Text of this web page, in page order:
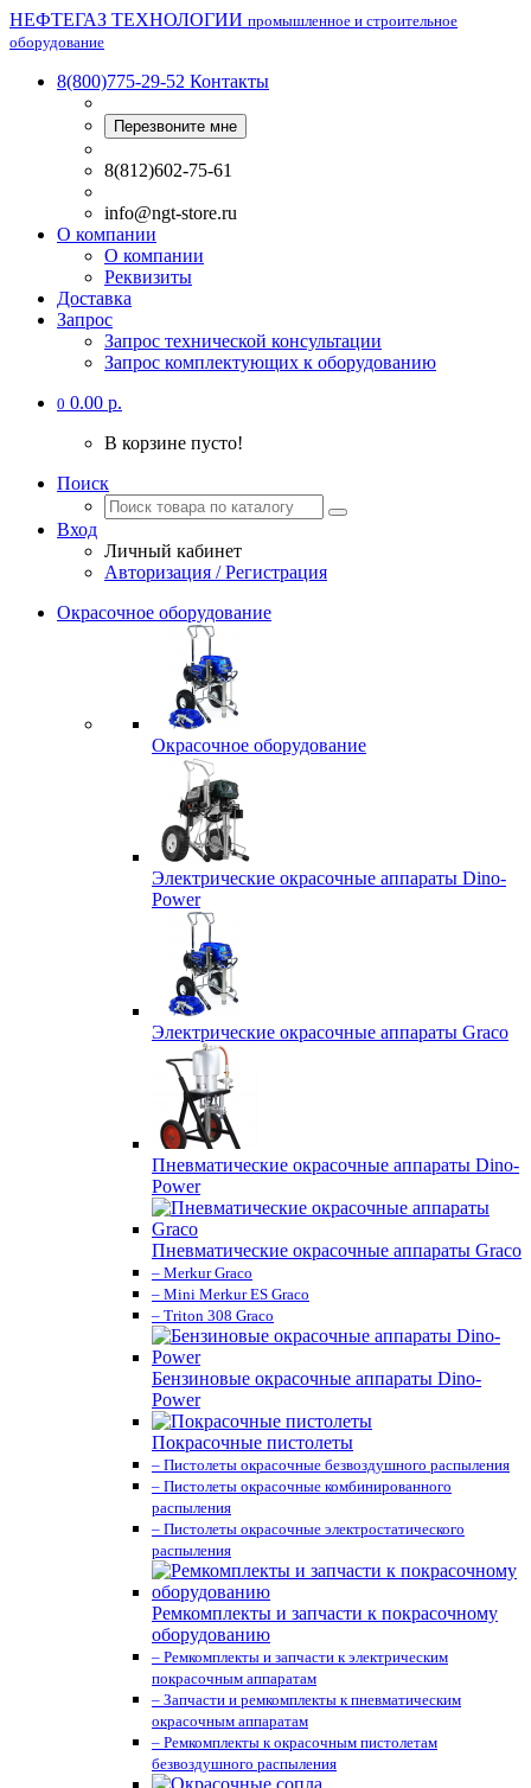
НЕФТЕГАЗ ТЕХНОЛОГИИ промышленное и строительное
оборудование
8(800)775-29-52 Контакты
Перезвоните мне
8(812)602-75-61
info@ngt-store.ru
О компании
О компании
Реквизиты
Доставка
Запрос
Запрос технической консультации
Запрос комплектующих к оборудованию
0 0.00 р.
В корзине пусто!
Поиск
Вход
Личный кабинет
Авторизация / Регистрация
Окрасочное оборудование
Окрасочное оборудование
Электрические окрасочные аппараты Dino-
Power
Электрические окрасочные аппараты Graco
Пневматические окрасочные аппараты Dino-
Power
Пневматические окрасочные аппараты Graco
– Merkur Graco
– Mini Merkur ES Graco
– Triton 308 Graco
Бензиновые окрасочные аппараты Dino-
Power
Покрасочные пистолеты
– Пистолеты окрасочные безвоздушного распыления
– Пистолеты окрасочные комбинированного
распыления
– Пистолеты окрасочные электростатического
распыления
Ремкомплекты и запчасти к покрасочному
оборудованию
– Ремкомплекты и запчасти к электрическим
покрасочным аппаратам
– Запчасти и ремкомплекты к пневматическим
окрасочным аппаратам
– Ремкомплекты к окрасочным пистолетам
безвоздушного распыления